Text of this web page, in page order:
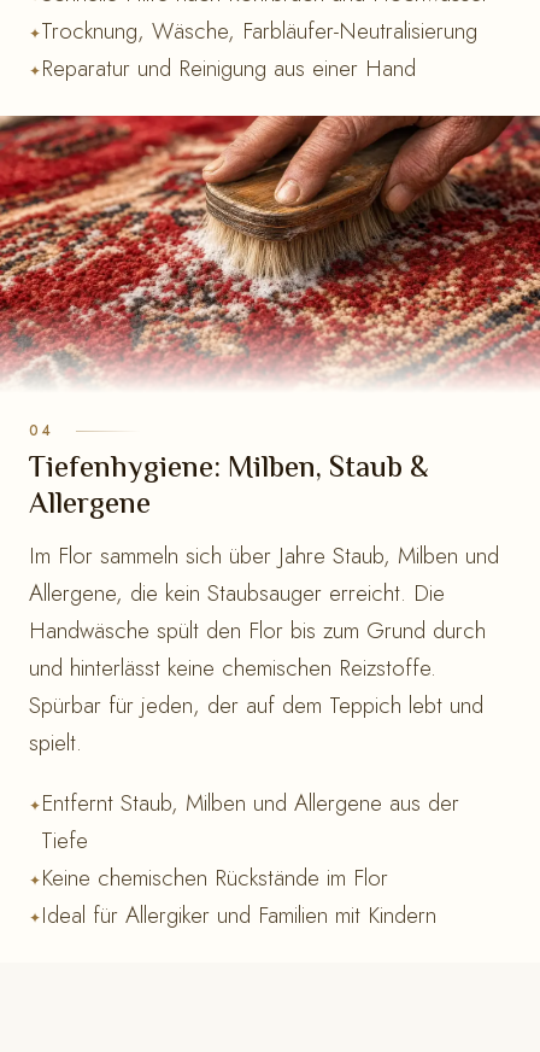
Trocknung, Wäsche, Farbläufer-Neutralisierung
Reparatur und Reinigung aus einer Hand
Tiefenhygiene: Milben, Staub &
Allergene
Im Flor sammeln sich über Jahre Staub, Milben und
Allergene, die kein Staubsauger erreicht. Die
Handwäsche spült den Flor bis zum Grund durch
und hinterlässt keine chemischen Reizstoffe.
Spürbar für jeden, der auf dem Teppich lebt und
spielt.
Entfernt Staub, Milben und Allergene aus der
Tiefe
Keine chemischen Rückstände im Flor
Ideal für Allergiker und Familien mit Kindern